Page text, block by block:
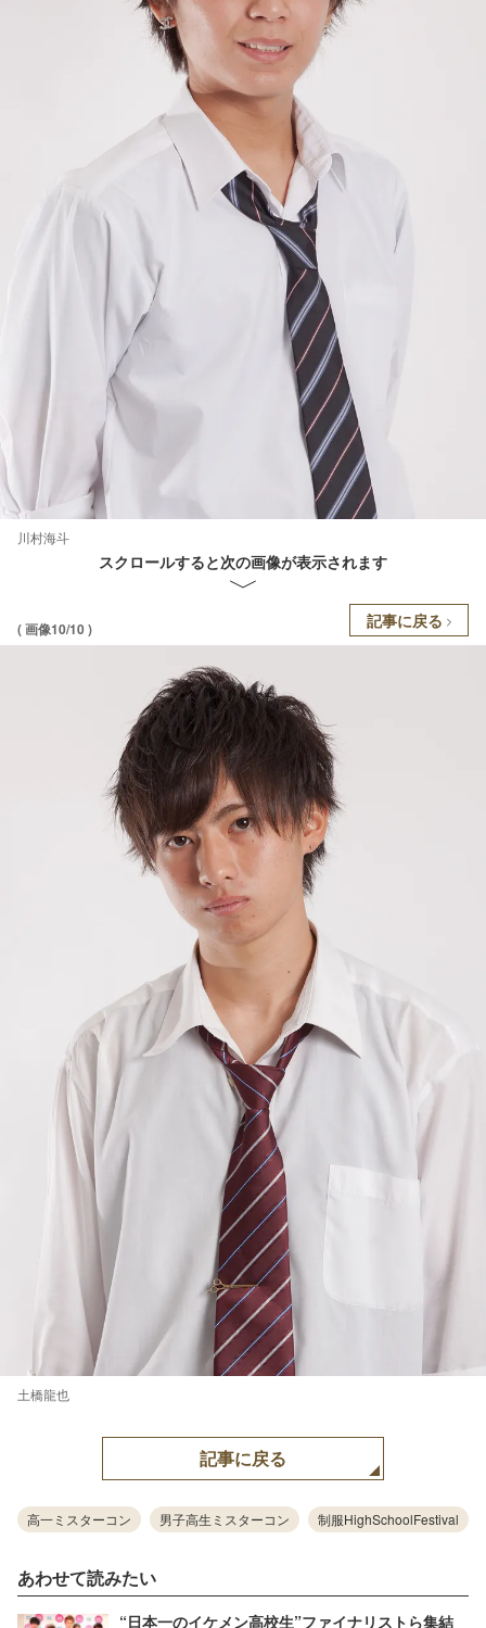
川村海斗
スクロールすると次の画像が表示されます
( 画像10/10 ) 記事に戻る
土橋龍也
記事に戻る
高一ミスターコン 男子高生ミスターコン 制服HighSchoolFestival
あわせて読みたい
“日本一のイケメン高校生”ファイナリストら集結